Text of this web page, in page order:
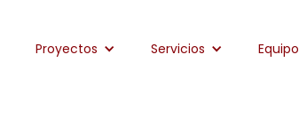
Proyectos Servicios Equipo